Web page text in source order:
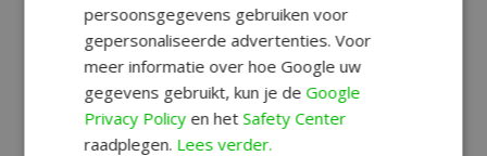
persoonsgegevens gebruiken voor
gepersonaliseerde advertenties. Voor
meer informatie over hoe Google uw
gegevens gebruikt, kun je deGoogle
Privacy Policyen hetSafety Center
raadplegen. Lees verder.